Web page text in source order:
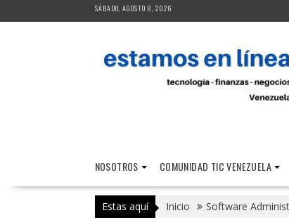
al
SÁBADO, AGOSTO 8, 2026
NOSOTROS COMUNIDAD TIC VENEZUELA
Estas aquí Inicio Software